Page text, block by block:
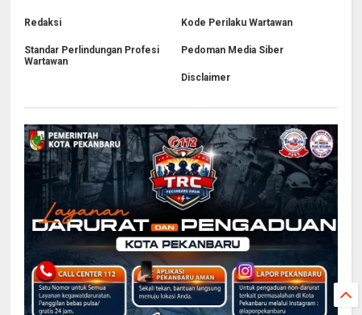
Redaksi Kode Perilaku Wartawan
Standar Perlindungan Profesi
Wartawan
Pedoman Media Siber
Disclaimer